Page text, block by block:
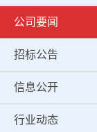
公司要闻
招标公告
信息公开
行业动态